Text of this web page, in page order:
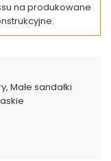
na produkowane
, Małe sandałki